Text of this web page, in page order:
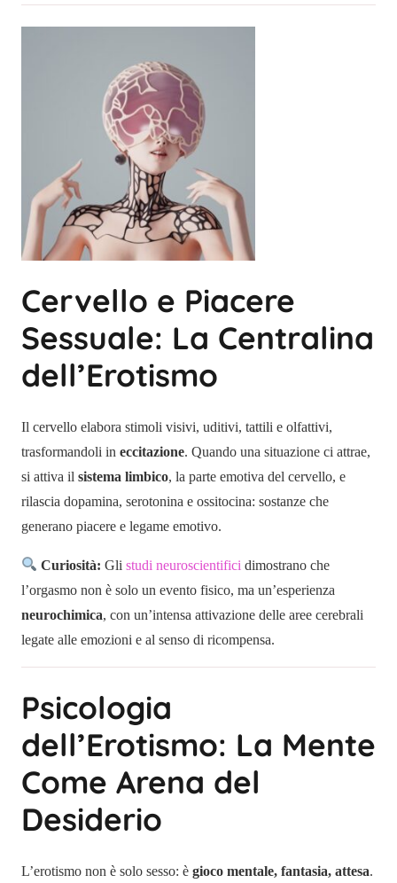
Cervello e Piacere
Sessuale: La Centralina
dell’Erotismo
Il cervello elabora stimoli visivi, uditivi, tattili e olfattivi,
trasformandoli in eccitazione. Quando una situazione ci attrae,
si attiva il sistema limbico, la parte emotiva del cervello, e
rilascia dopamina, serotonina e ossitocina: sostanze che
generano piacere e legame emotivo.
Curiosità: Glistudi neuroscientifici dimostrano che
l’orgasmo non è solo un evento fisico, ma un’esperienza
neurochimica, con un’intensa attivazione delle aree cerebrali
legate alle emozioni e al senso di ricompensa.
Psicologia
dell’Erotismo: La Mente
Come Arena del
Desiderio
L’erotismo non è solo sesso: è gioco mentale, fantasia, attesa.